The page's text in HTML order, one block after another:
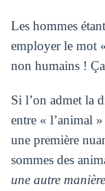
Les hommes
employer le mot
non humains !
Si l’on admet la
entre « l’animal
une première
sommes des
une autre